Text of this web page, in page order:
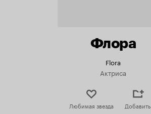
Флора
Flora
Актриса
Любимая звезда Добавить